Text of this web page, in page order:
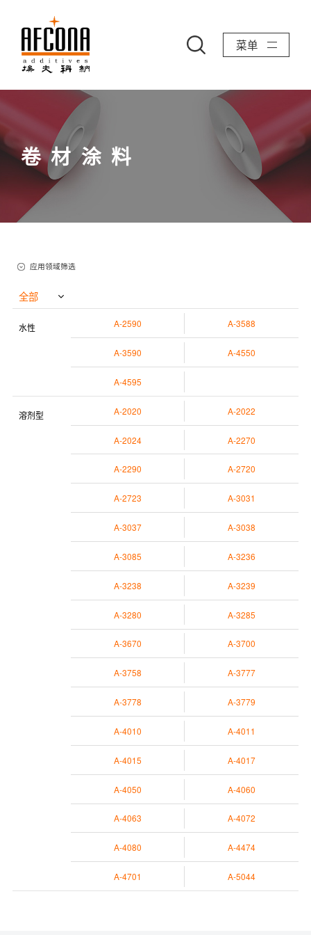
菜单
卷材涂料
应用领域筛选
全部
水性 A-2590 A-3588
A-3590 A-4550
A-4595
溶剂型 A-2020 A-2022
A-2024 A-2270
A-2290 A-2720
A-2723 A-3031
A-3037 A-3038
A-3085 A-3236
A-3238 A-3239
A-3280 A-3285
A-3670 A-3700
A-3758 A-3777
A-3778 A-3779
A-4010 A-4011
A-4015 A-4017
A-4050 A-4060
A-4063 A-4072
A-4080 A-4474
A-4701 A-5044